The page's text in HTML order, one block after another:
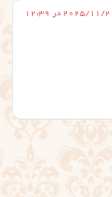
11/21 در 12:39